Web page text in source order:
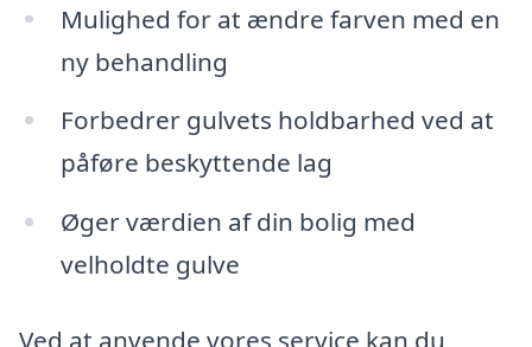
Mulighed for at ændre farven med en
ny behandling
Forbedrer gulvets holdbarhed ved at
påføre beskyttende lag
Øger værdien af din bolig med
velholdte gulve
Ved at anvende vores service kan du